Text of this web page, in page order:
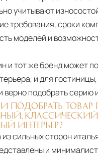
учитывают
требования, сроки
моделей и
и тот же бренд может
и для
верно подобрать серию
ПОДОБРАТЬ ТОВАР
ИНТЕРЬЕР?
сильных сторон
и